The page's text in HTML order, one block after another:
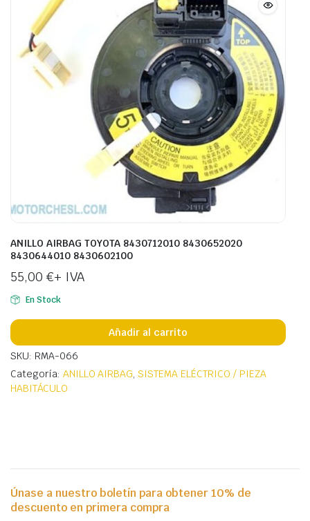
ANILLO AIRBAG TOYOTA 8430712010 8430652020
8430644010 8430602100
55,00 €+ IVA
En Stock
Añadir al carrito
SKU: RMA-066
Categoría: ANILLO AIRBAG,SISTEMA ELÉCTRICO / PIEZA
HABITÁCULO
Únase a nuestro boletín para obtener 10% de
descuento en primera compra